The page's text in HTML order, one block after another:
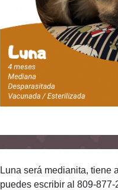
Luna será medianita, tiene
puedes escribir al 809-877-